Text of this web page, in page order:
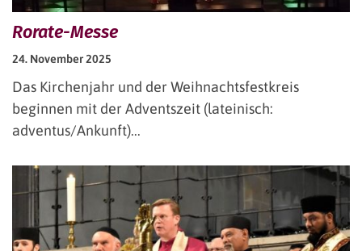
Rorate-Messe
24. November 2025
Das Kirchenjahr und der Weihnachtsfestkreis
beginnen mit der Adventszeit (lateinisch:
adventus/Ankunft)...